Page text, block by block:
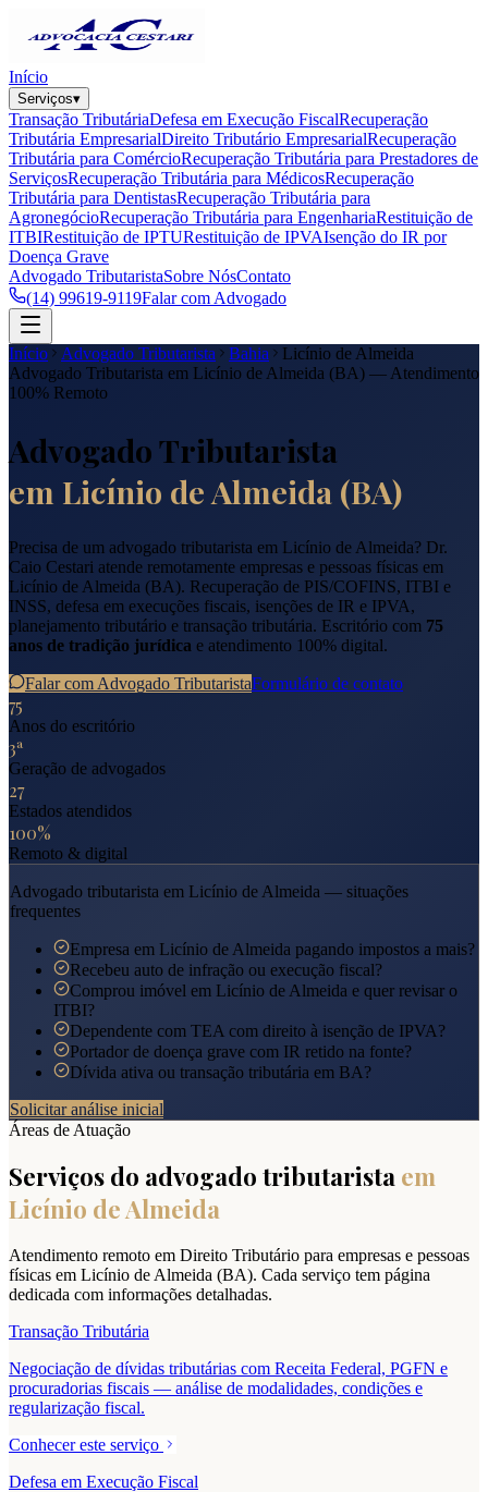
Início
Serviços▾
Transação TributáriaDefesa em Execução FiscalRecuperação
Tributária EmpresarialDireito Tributário EmpresarialRecuperação
Tributária para ComércioRecuperação Tributária para Prestadores de
ServiçosRecuperação Tributária para MédicosRecuperação
Tributária para DentistasRecuperação Tributária para
AgronegócioRecuperação Tributária para EngenhariaRestituição de
ITBIRestituição de IPTURestituição de IPVAIsenção do IR por
Doença Grave
Advogado TributaristaSobre NósContato
(14) 99619-9119Falar com Advogado
Início Advogado Tributarista Bahia
Licínio de Almeida
Advogado Tributarista em Licínio de Almeida (BA) — Atendimento
100% Remoto
Advogado Tributarista
em Licínio de Almeida (BA)
Precisa de um advogado tributarista em Licínio de Almeida? Dr.
Caio Cestari atende remotamente empresas e pessoas físicas em
Licínio de Almeida (BA). Recuperação de PIS/COFINS, ITBI e
INSS, defesa em execuções fiscais, isenções de IR e IPVA,
planejamento tributário e transação tributária. Escritório com 75
anos de tradição jurídica e atendimento 100% digital.
Falar com Advogado TributaristaFormulário de contato
75
Anos do escritório
3ª
Geração de advogados
27
Estados atendidos
100%
Remoto & digital
Advogado tributarista em Licínio de Almeida — situações
frequentes
Empresa em Licínio de Almeida pagando impostos a mais?
Recebeu auto de infração ou execução fiscal?
Comprou imóvel em Licínio de Almeida e quer revisar o
ITBI?
Dependente com TEA com direito à isenção de IPVA?
Portador de doença grave com IR retido na fonte?
Dívida ativa ou transação tributária em BA?
Solicitar análise inicial
Áreas de Atuação
Serviços do advogado tributarista em
Licínio de Almeida
Atendimento remoto em Direito Tributário para empresas e pessoas
físicas em Licínio de Almeida (BA). Cada serviço tem página
dedicada com informações detalhadas.
Transação Tributária
Negociação de dívidas tributárias com Receita Federal, PGFN e
procuradorias fiscais — análise de modalidades, condições e
regularização fiscal.
Conhecer este serviço
Defesa em Execução Fiscal